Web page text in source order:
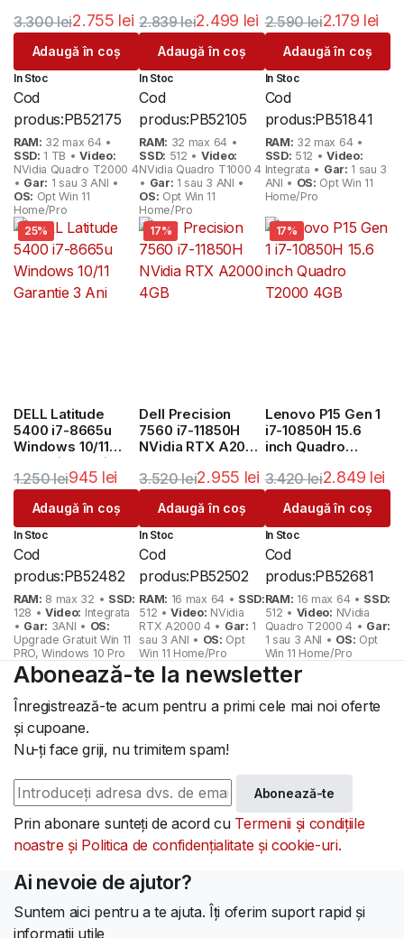
Quadro T2000
4GB
3.300lei
Prețul
inițial
a
fost:
3.300 lei.
2.755 lei
Prețul
curent
este:
2.755 lei.
Adaugă în coș
In Stoc
Cod
produs:PB52175
RAM: 32 max 64 •
SSD: 1 TB •Video:
NVidia Quadro T2000 4
• Gar: 1 sau 3 ANI •
OS: Opt Win 11
Home/Pro
2.839lei
Prețul
inițial
a
fost:
2.839 lei.
2.499 lei
Prețul
curent
este:
2.499 lei.
Adaugă în coș
In Stoc
Cod
produs:PB52105
RAM: 32 max 64 •
SSD: 512 • Video:
NVidia Quadro T1000 4
• Gar: 1 sau 3 ANI •
OS: Opt Win 11
Home/Pro
– NVIDIA Quadro
P2000 4GB – 15.6″
Full HD
2.590lei
Prețul
inițial
a
fost:
2.590 lei.
2.179 lei
Prețul
curent
este:
2.179 lei.
Adaugă în coș
In Stoc
Cod
produs:PB51841
RAM: 32 max 64 •
SSD: 512 •Video:
Integrata • Gar: 1 sau 3
ANI • OS: Opt Win 11
Home/Pro
25%
DELL Latitude
5400 i7-8665u
Windows 10/11
Garantie 3 Ani
1.250lei
Prețul
inițial
a
fost:
1.250 lei.
945 lei
Prețul
curent
este:
945 lei.
Adaugă în coș
In Stoc
Cod
produs:PB52482
RAM: 8 max 32 • SSD:
128 •Video: Integrata
• Gar: 3ANI • OS:
Upgrade Gratuit Win 11
PRO, Windows 10 Pro
17%
Dell Precision
7560 i7-11850H
NVidia RTX A2000
3.520lei
Prețul
inițial
a
fost:
3.520 lei.
2.955 lei
Prețul
curent
este:
2.955 lei.
Adaugă în coș
In Stoc
Cod
produs:PB52502
RAM: 16 max 64 • SSD:
512 •Video: NVidia
RTX A2000 4 • Gar: 1
sau 3 ANI • OS: Opt
Win 11 Home/Pro
17%
Lenovo P15 Gen 1
i7-10850H 15.6
inch Quadro
3.420lei
Prețul
inițial
a
fost:
3.420 lei.
2.849 lei
Prețul
curent
este:
2.849 lei.
Adaugă în coș
In Stoc
Cod
produs:PB52681
RAM: 16 max 64 • SSD:
512 • Video: NVidia
Quadro T2000 4 • Gar:
1 sau 3 ANI • OS: Opt
Win 11 Home/Pro
Abonează-te la newsletter
Înregistrează-te acum pentru a primi cele mai noi oferte
și cupoane.
Nu-ți face griji, nu trimitem spam!
Abonează-te
Prin abonare sunteți de acord cu Termenii și condițiile
noastre și Politica de confidențialitate și cookie-uri.
Ai nevoie de ajutor?
Suntem aici pentru a te ajuta. Îți oferim suport rapid și
informații utile